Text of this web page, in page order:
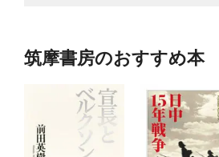
筑摩書房のおすすめ本